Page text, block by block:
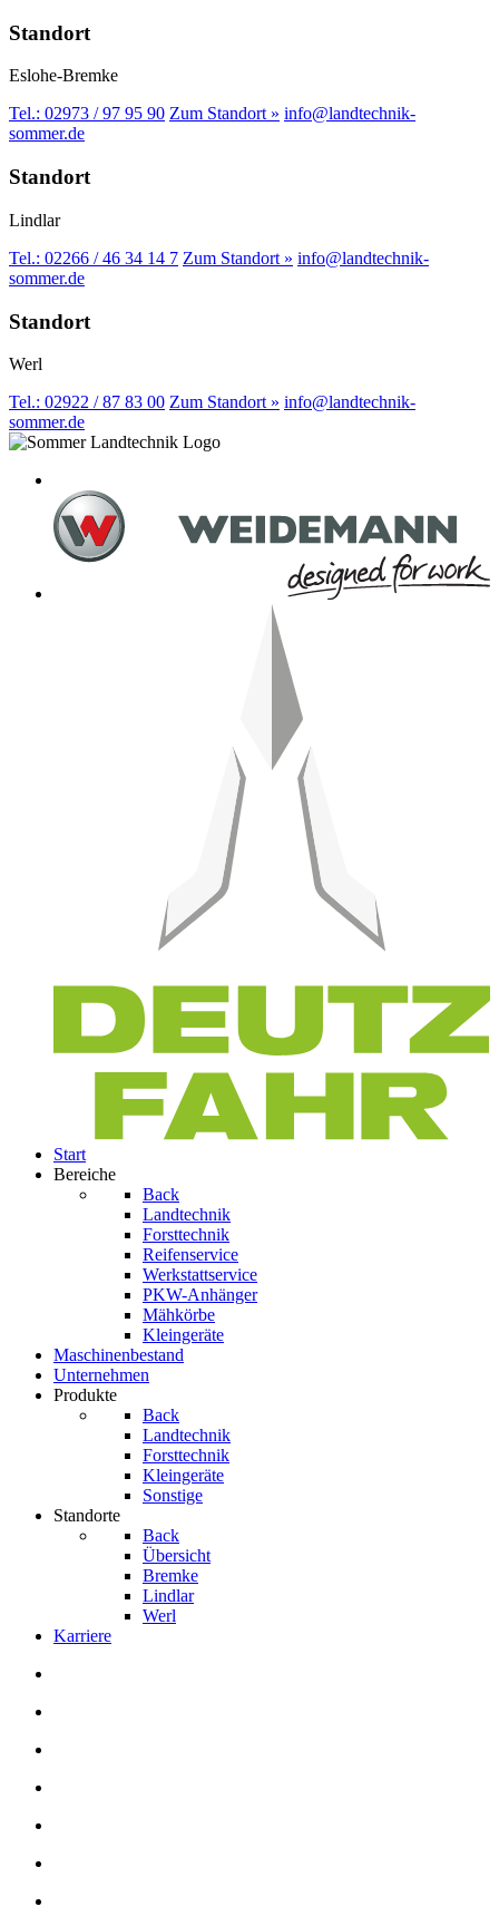
Standort
Eslohe-Bremke
Tel.: 02973 / 97 95 90 Zum Standort » info@landtechnik-
sommer.de
Standort
Lindlar
Tel.: 02266 / 46 34 14 7 Zum Standort » info@landtechnik-
sommer.de
Standort
Werl
Tel.: 02922 / 87 83 00 Zum Standort » info@landtechnik-
sommer.de
Start
Bereiche
Back
Landtechnik
Forsttechnik
Reifenservice
Werkstattservice
PKW-Anhänger
Mähkörbe
Kleingeräte
Maschinenbestand
Unternehmen
Produkte
Back
Landtechnik
Forsttechnik
Kleingeräte
Sonstige
Standorte
Back
Übersicht
Bremke
Lindlar
Werl
Karriere